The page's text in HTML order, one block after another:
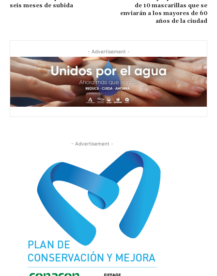
seis meses de subida
de 10 mascarillas que se
enviarán a los mayores de 60
años de la ciudad
- Advertisement -
- Advertisement -